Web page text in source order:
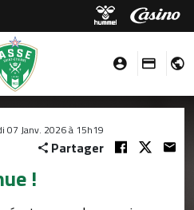
07 Janv. 2026 à 15h19
Partager
!